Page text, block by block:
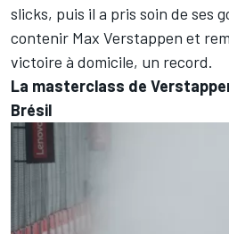
slicks, puis il a pris soin de ses
contenir Max Verstappen et
victoire à domicile, un record.
La masterclass de
Brésil